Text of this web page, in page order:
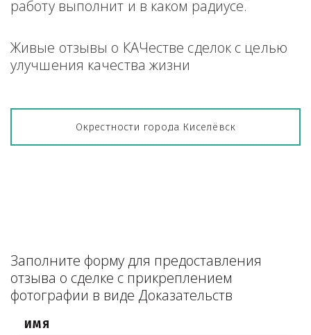
работу выполнит и в каком радиусе.
Живые отзывы о КАЧестве сделок с целью
улучшения качества жизни
Окрестности города Киселёвск
Заполните форму для предоставления
отзыва о сделке с прикреплением
фотографии в виде Доказательств
ИМЯ